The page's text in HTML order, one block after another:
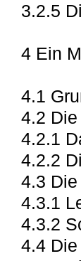
3.2.5
4 Ein
4.1
4.2
4.2.1
4.2.2
4.3
4.3.1
4.3.2
4.4